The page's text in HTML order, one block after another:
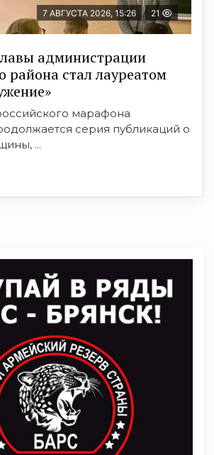
7 АВГУСТА 2026, 15:26 21
администрации
района стал лауреатом
марафона
серия публикаций о
...